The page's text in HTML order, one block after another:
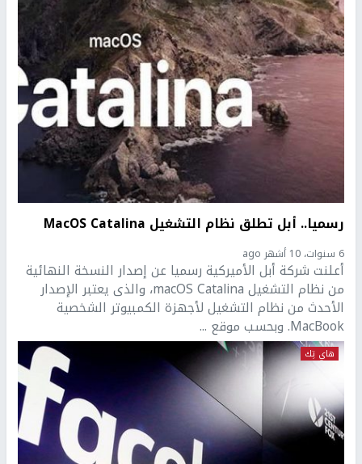
رسميا.. أبل تطلق نظام التشغيل MacOS Catalina
6 سنوات، 10 أشهر ago
أعلنت شركة أبل الأميركية رسميا عن إصدار النسخة النهائية
من نظام التشغيل macOS Catalina، والذى يعتبر الإصدار
الأحدث من نظام التشغيل لأجهزة الكمبيوتر الشخصية
MacBook. وبحسب موقع ...
هاي تِك